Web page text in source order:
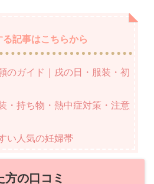
記事はこちらから
のガイド｜戌の日・服装・初
・持ち物・熱中症対策・注意
い人気の妊婦帯
方の口コミ